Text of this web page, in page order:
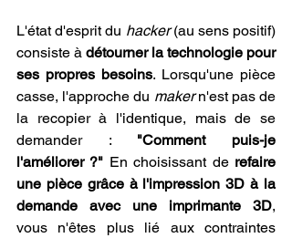
L'état d'esprit du hacker (au sens positif)
consiste à détourner la technologie pour
ses propres besoins. Lorsqu'une pièce
casse, l'approche du maker n'est pas de
la recopier à l'identique, mais de se
demander : "Comment puis-je
l'améliorer ?" En choisissant de refaire
une pièce grâce à l'impression 3D à la
demande avec une imprimante 3D,
vous n'êtes plus lié aux contraintes